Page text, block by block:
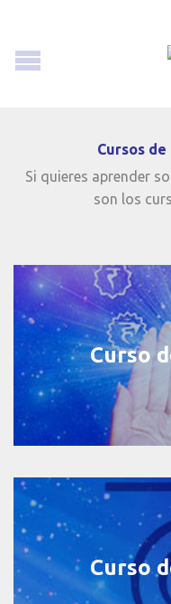
Cursos
Si quieres aprender
son los
Curso
Curso